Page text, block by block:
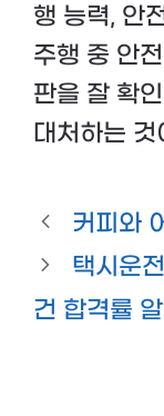
행 능력, 안
주행 중 안
판을 잘 확
대처하는
커피와
택시운
건 합격률 알